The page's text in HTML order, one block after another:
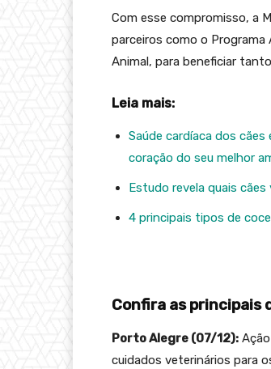
Com esse compromisso, a
parceiros como o
Animal, para beneficiar
Leia mais:
Saúde cardíaca dos
coração do seu melhor
Estudo revela quais
4 principais tipos de
Confira as principais
Porto Alegre (07/12):
cuidados veterinários para